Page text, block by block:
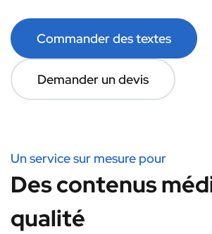
Commander des textes
Demander un devis
Un service sur mesure pour
Des contenus
qualité